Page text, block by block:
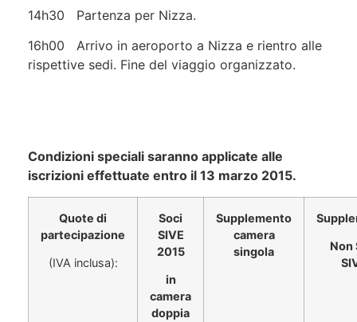
14h30 Partenza per Nizza.
16h00 Arrivo in aeroporto a Nizza e rientro alle
rispettive sedi. Fine del viaggio organizzato.
Condizioni speciali saranno applicate alle
iscrizioni effettuate entro il 13 marzo 2015.
Quote di
partecipazione
(IVA inclusa):
Soci
SIVE
2015
in
camera
doppia
Supplemento
camera
singola
Non